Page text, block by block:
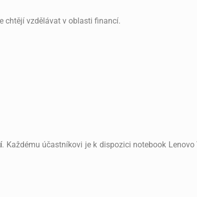
chtějí vzdělávat v oblasti financí.
. Každému účastníkovi je k dispozici notebook